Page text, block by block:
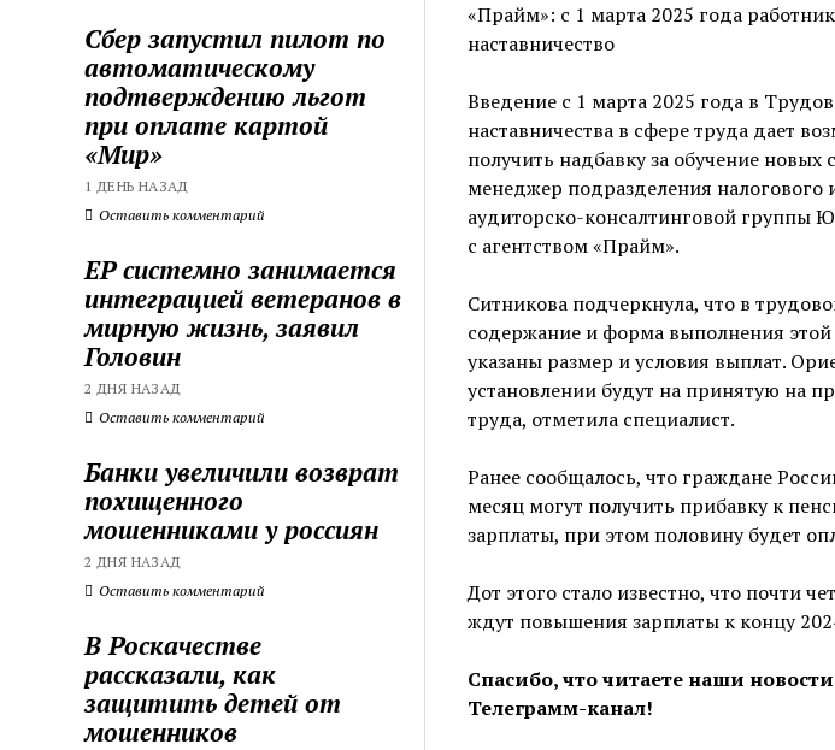
Сбер запустил пилот по
автоматическому
подтверждению льгот
при оплате картой
«Мир»
1 ДЕНЬ НАЗАД
Оставить комментарий
ЕР системно занимается
интеграцией ветеранов в
мирную жизнь, заявил
Головин
2 ДНЯ НАЗАД
Оставить комментарий
Банки увеличили возврат
похищенного
мошенниками у россиян
2 ДНЯ НАЗАД
Оставить комментарий
В Роскачестве
рассказали, как
защитить детей от
мошенников
«Прайм»: с 1 марта 2025 года
наставничество
Введение с 1 марта 2025 года в
наставничества в сфере труда дает
получить надбавку за обучение новых
менеджер подразделения налогового
аудиторско-консалтинговой группы
с агентством «Прайм».
Ситникова подчеркнула, что в
содержание и форма выполнения
указаны размер и условия выплат.
установлении будут на принятую на
труда, отметила специалист.
Ранее сообщалось, что граждане
месяц могут получить прибавку к
зарплаты, при этом половину будет
Дот этого стало известно, что почти
ждут повышения зарплаты к концу
Спасибо, что читаете наши
Телеграмм-канал!